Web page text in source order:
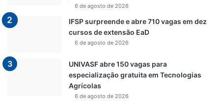
6 de agosto de 2026
IFSP surpreende e abre 710 vagas em dez
cursos de extensão EaD
6 de agosto de 2026
UNIVASF abre 150 vagas para
especialização gratuita em Tecnologias
Agrícolas
6 de agosto de 2026